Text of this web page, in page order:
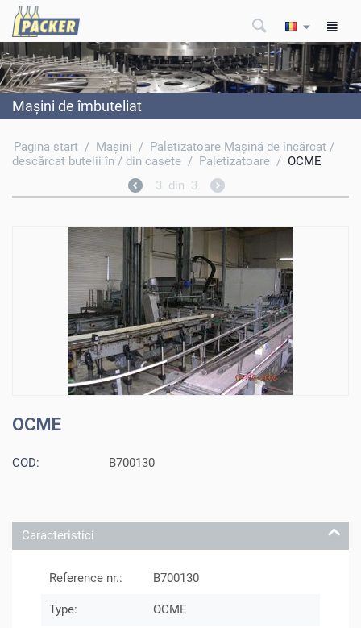
Maşini de îmbuteliat
Pagina start / Maşini / Paletizatoare Maşină de încărcat /
descărcat butelii în / din casete / Paletizatoare / OCME
3 din 3
OCME
COD: B700130
Caracteristici
Reference nr.: B700130
Type: OCME